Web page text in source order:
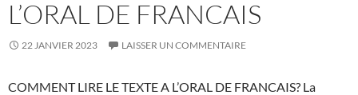
L’ORAL DE FRANCAIS
22 JANVIER 2023 LAISSER UN COMMENTAIRE
COMMENT LIRE LE TEXTE A L’ORAL DE FRANCAIS? La